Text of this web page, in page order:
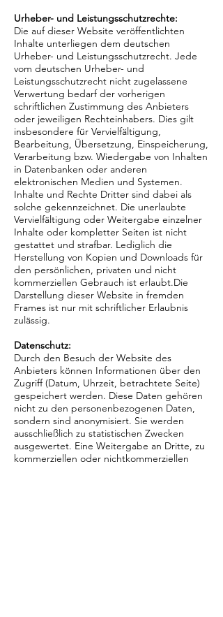
Urheber- und Leistungsschutzrechte:
Die auf dieser Website veröffentlichten
Inhalte unterliegen dem deutschen
Urheber- und Leistungsschutzrecht. Jede
vom deutschen Urheber- und
Leistungsschutzrecht nicht zugelassene
Verwertung bedarf der vorherigen
schriftlichen Zustimmung des Anbieters
oder jeweiligen Rechteinhabers. Dies gilt
insbesondere für Vervielfältigung,
Bearbeitung, Übersetzung, Einspeicherung,
Verarbeitung bzw. Wiedergabe von Inhalten
in Datenbanken oder anderen
elektronischen Medien und Systemen.
Inhalte und Rechte Dritter sind dabei als
solche gekennzeichnet. Die unerlaubte
Vervielfältigung oder Weitergabe einzelner
Inhalte oder kompletter Seiten ist nicht
gestattet und strafbar. Lediglich die
Herstellung von Kopien und Downloads für
den persönlichen, privaten und nicht
kommerziellen Gebrauch ist erlaubt.Die
Darstellung dieser Website in fremden
Frames ist nur mit schriftlicher Erlaubnis
zulässig.
Datenschutz:
Durch den Besuch der Website des
Anbieters können Informationen über den
Zugriff (Datum, Uhrzeit, betrachtete Seite)
gespeichert werden. Diese Daten gehören
nicht zu den personenbezogenen Daten,
sondern sind anonymisiert. Sie werden
ausschließlich zu statistischen Zwecken
ausgewertet. Eine Weitergabe an Dritte, zu
kommerziellen oder nichtkommerziellen